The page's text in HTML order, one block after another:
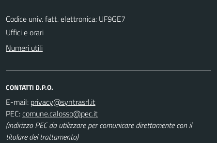
Codice univ. fatt. elettronica: UF9GE7
Uffici e orari
Numeri utili
CONTATTI D.P.O.
E-mail:
PEC:
(indirizzo PEC da utilizzare per comunicare direttamente con il
titolare del trattamento)